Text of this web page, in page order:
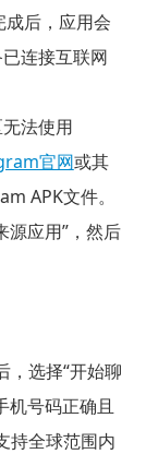
成后，应用会
连接互联网
法使用
官网或其
APK文件。
源应用”，然后
，选择“开始聊
机号码正确且
持全球范围内